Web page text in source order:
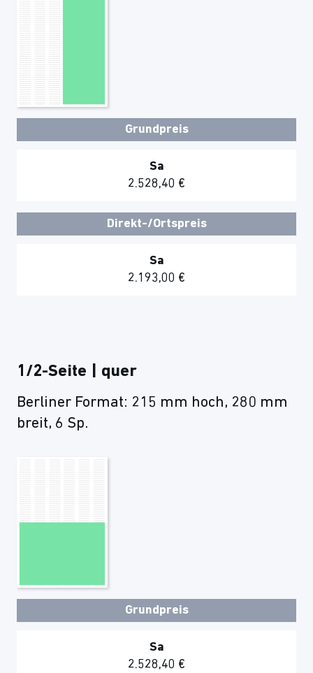
Grundpreis
Sa
2.528,40 €
Direkt-/Ortspreis
Sa
2.193,00 €
1/2-Seite | quer
Berliner Format: 215 mm hoch, 280 mm
breit, 6 Sp.
Grundpreis
Sa
2.528,40 €